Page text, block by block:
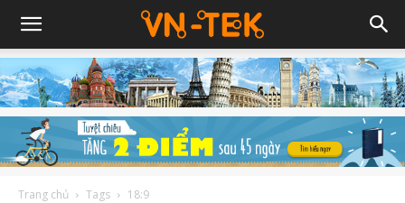
Trang chủ Tags 18:9